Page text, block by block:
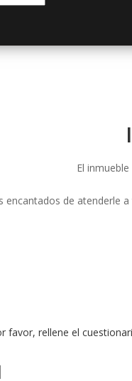
El
encantados de
favor, rellene el